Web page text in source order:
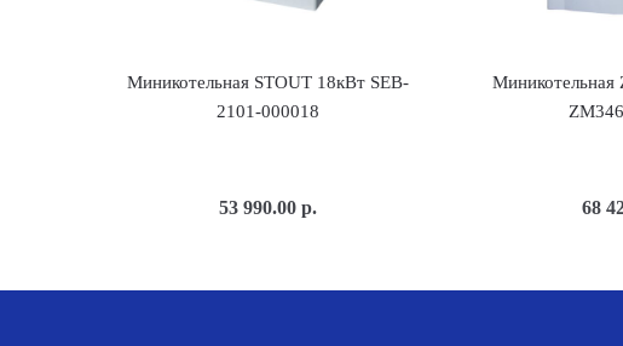
Миникотельная STOUT 18кВт SEB-
2101-000018
53 990.00р.
Миникотельная
68